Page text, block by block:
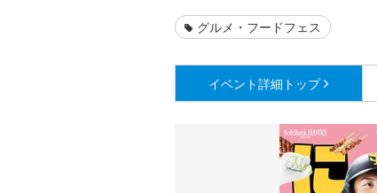
グルメ・フードフェス
イベント詳細 トップ